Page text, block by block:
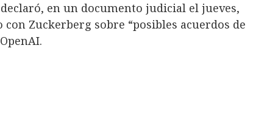
en un documento judicial el jueves,
Zuckerberg sobre “posibles acuerdos de